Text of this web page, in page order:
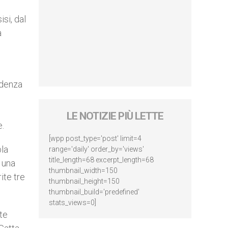
dal
tre
LE NOTIZIE PIÙ LETTE
[wpp post_type='post' limit=4
range='daily' order_by='views'
title_length=68 excerpt_length=68
thumbnail_width=150
thumbnail_height=150
thumbnail_build='predefined'
stats_views=0]